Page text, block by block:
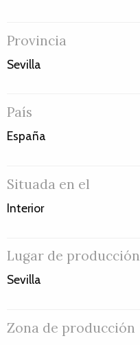
Provincia
Sevilla
País
España
Situada en el
Interior
Lugar de producción
Sevilla
Zona de producción